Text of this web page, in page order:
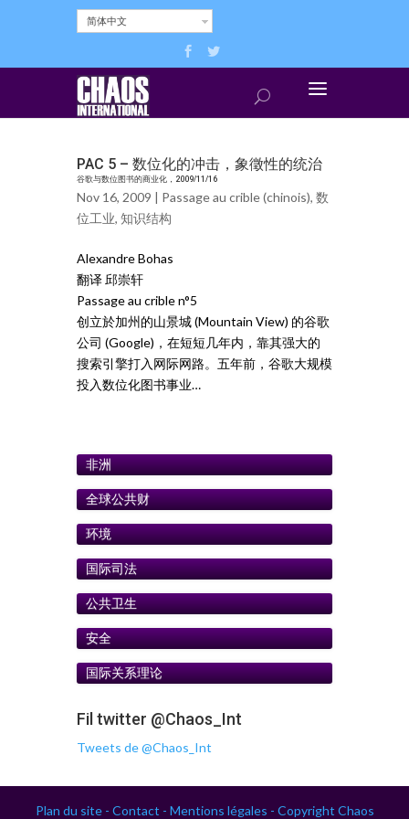
简体中文
PAC 5 – 数位化的冲击，象徵性的统治
谷歌与数位图书的商业化，2009/11/16
Nov 16, 2009 | Passage au crible (chinois), 数
位工业, 知识结构
Alexandre Bohas
翻译 邱崇轩
Passage au crible n°5
创立於加州的山景城 (Mountain View) 的谷歌
公司 (Google)，在短短几年内，靠其强大的
搜索引擎打入网际网路。五年前，谷歌大规模
投入数位化图书事业…
非洲
全球公共财
环境
国际司法
公共卫生
安全
国际关系理论
Fil twitter @Chaos_Int
Tweets de @Chaos_Int
Plan du site - Contact - Mentions légales - Copyright Chaos